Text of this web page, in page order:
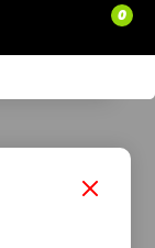
0
SLÄPVAGNAR